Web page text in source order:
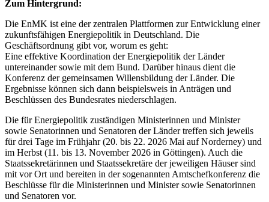
Zum Hintergrund:
Die EnMK ist eine der zentralen Plattformen zur Entwicklung einer
zukunftsfähigen Energiepolitik in Deutschland. Die
Geschäftsordnung gibt vor, worum es geht:
Eine effektive Koordination der Energiepolitik der Länder
untereinander sowie mit dem Bund. Darüber hinaus dient die
Konferenz der gemeinsamen Willensbildung der Länder. Die
Ergebnisse können sich dann beispielsweis in Anträgen und
Beschlüssen des Bundesrates niederschlagen.
Die für Energiepolitik zuständigen Ministerinnen und Minister
sowie Senatorinnen und Senatoren der Länder treffen sich jeweils
für drei Tage im Frühjahr (20. bis 22. 2026 Mai auf Norderney) und
im Herbst (11. bis 13. November 2026 in Göttingen). Auch die
Staatssekretärinnen und Staatssekretäre der jeweiligen Häuser sind
mit vor Ort und bereiten in der sogenannten Amtschefkonferenz die
Beschlüsse für die Ministerinnen und Minister sowie Senatorinnen
und Senatoren vor.